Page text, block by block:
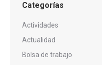
Categorías
Actividades
Actualidad
Bolsa de trabajo